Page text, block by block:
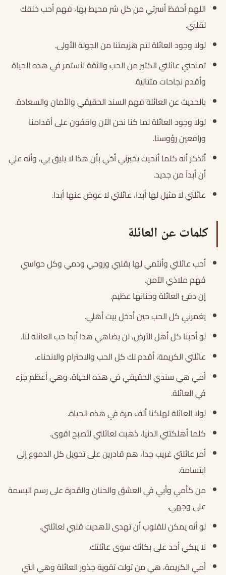
اللهم أحفظ أسرتي من كل شر محيط بها، فهم أحب خلقك
لقلبي.
لولا وجود العائلة لتم هزيمتنا من الجولة الأولى.
تمنحني عائلتي الكثير من الحب والثقة لأستمر في هذه الحياة
وأقدم نجاحات متتالية.
بالحديث عن العائلة فهم السند الحقيقي والأمان والسعادة.
لولا وجود العائلة لما كنا نحن الآن واقفون على أقدامنا
ورافعين رؤوسنا.
أتذكر أنه كلما أنحيت يخبرني أخي بأن هذا لا يليق بي، وأنه علي
أن أبداً من جديد.
عائلتي لا مثيل لها أبدا، عائلتي لا عوض عنها أبدا.
كلمات عن العائلة
أحب عائلتي وأنتمي لها بقلبي وروحي ودمي وكل حواسي
فهم ملاذي الآمن.
إن دفئ العائلة وحنانها عظيم.
يغمرني كل الحب حين أدخل بيت أهلي.
لو أحبنا كل أهل الأرض، لن يضاهي هذا أبدا حب العائلة لنا.
عائلتي الكريمة، أقدم لك كل الحب والاحترام والانحناء.
أمي هي سندي الحقيقي في هذه الحياة، وهي أعظم جزء
في العائلة.
لولا العائلة لهلكنا ألف مرة في هذه الحياة.
كلما أهلكتني الدنيا، ذهبت لعائلتي لأصبح اقوى.
أمر عائلتي غريب جدا، هم قادرين على تحويل كل الدموع إلى
ابتسامة.
من كأمي وأبي في العشق والحنان والقدرة على رسم البسمة
على وجهي.
لو أنه يمكن للقلوب أن تهدى لأهديت قلبي لعائلتي.
لا يبكي أحد على بكائك سوى عائلتك.
أمي الكريمة، هي من تولت تقوية جذور العائلة وهي التي